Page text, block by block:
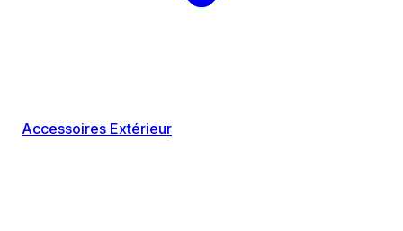
Accessoires Extérieur